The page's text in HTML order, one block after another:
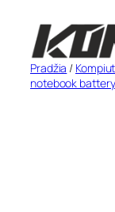
turinio
Pradžia /
notebook battery